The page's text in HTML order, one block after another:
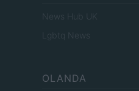
News Hub UK
Lgbtq News
OLANDA